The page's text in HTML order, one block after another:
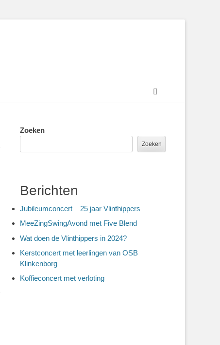
Zoeken
Zoeken
Berichten
Jubileumconcert – 25 jaar Vlinthippers
MeeZingSwingAvond met Five Blend
Wat doen de Vlinthippers in 2024?
Kerstconcert met leerlingen van OSB
Klinkenborg
Koffieconcert met verloting